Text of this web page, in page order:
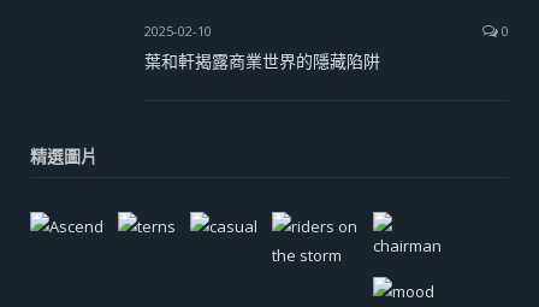
2025-02-10 0
葉和軒揭露商業世界的隱藏陷阱
精選圖片